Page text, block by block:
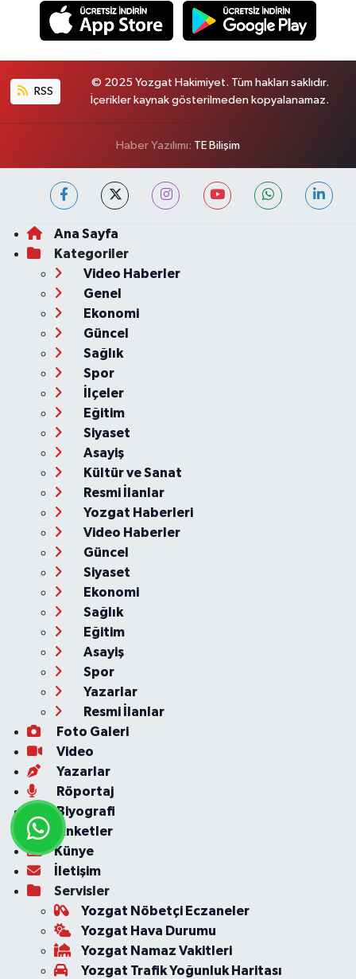
RSS
© 2025 Yozgat Hakimiyet. Tüm hakları saklıdır.
İçerikler kaynak gösterilmeden kopyalanamaz.
Haber Yazılımı: TE Bilişim
Ana Sayfa
Kategoriler
Video Haberler
Genel
Ekonomi
Güncel
Sağlık
Spor
İlçeler
Eğitim
Siyaset
Asayiş
Kültür ve Sanat
Resmi İlanlar
Yozgat Haberleri
Video Haberler
Güncel
Siyaset
Ekonomi
Sağlık
Eğitim
Asayiş
Spor
Yazarlar
Resmi İlanlar
Foto Galeri
Video
Yazarlar
Röportaj
Biyografi
Anketler
Künye
İletişim
Servisler
Yozgat Nöbetçi Eczaneler
Yozgat Hava Durumu
Yozgat Namaz Vakitleri
Yozgat Trafik Yoğunluk Haritası